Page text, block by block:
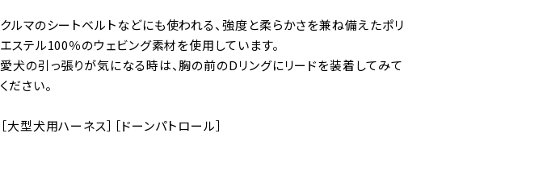
クルマのシートベルトなどにも使われる、強度と柔らかさを兼ね備えたポリ
エステル100％のウェビング素材を使用しています。
愛犬の引っ張りが気になる時は、胸の前のDリングにリードを装着してみて
ください。
［大型犬用ハーネス］［ドーンパトロール］